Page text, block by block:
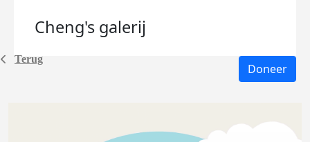
Terug
Cheng's galerij
Doneer